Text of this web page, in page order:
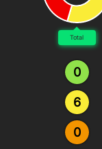
Total
0
6
0